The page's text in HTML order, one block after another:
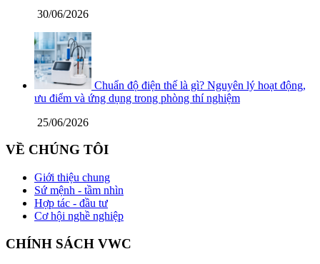
30/06/2026
Chuẩn độ điện thế là gì? Nguyên lý hoạt động,
ưu điểm và ứng dụng trong phòng thí nghiệm
25/06/2026
VỀ CHÚNG TÔI
Giới thiệu chung
Sứ mệnh - tầm nhìn
Hợp tác - đầu tư
Cơ hội nghề nghiệp
CHÍNH SÁCH VWC